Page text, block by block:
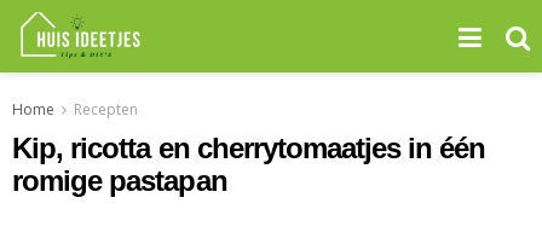
Home Recepten
Kip, ricotta en cherrytomaatjes in één
romige pastapan